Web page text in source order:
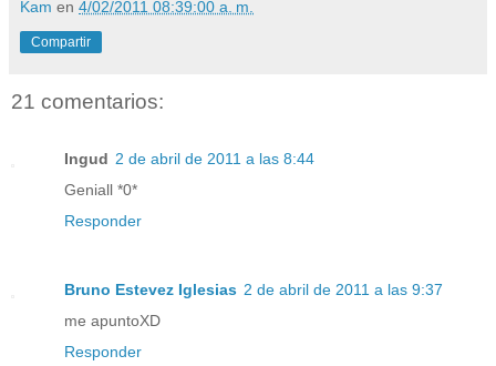
Kam en 4/02/2011 08:39:00 a. m.
Compartir
21 comentarios:
Ingud 2 de abril de 2011 a las 8:44
Geniall *0*
Responder
Bruno Estevez Iglesias 2 de abril de 2011 a las 9:37
me apuntoXD
Responder